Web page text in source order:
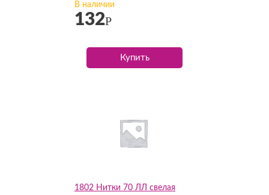
В наличии
132Р
Купить
1802 Нитки 70 ЛЛ свелая